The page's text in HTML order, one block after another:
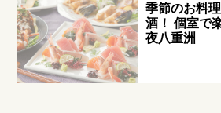
季節のお料
酒！ 個室で
夜八重洲